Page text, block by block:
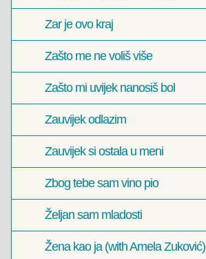
Zar je ovo kraj
Zašto me ne voliš više
Zašto mi uvijek nanosiš bol
Zauvijek odlazim
Zauvijek si ostala u meni
Zbog tebe sam vino pio
Željan sam mladosti
Žena kao ja (with Amela Zuković)